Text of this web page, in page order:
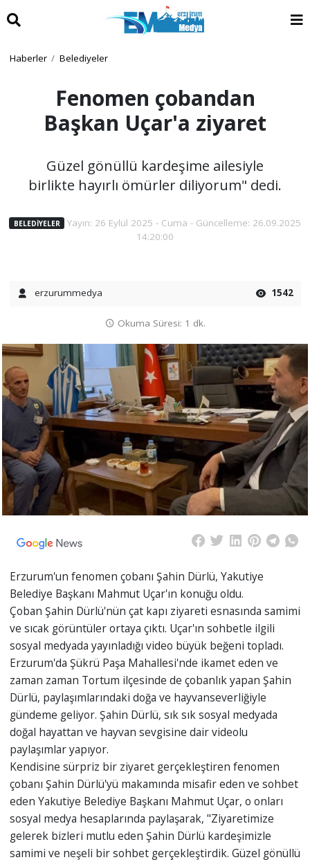
Haberler Belediyeler
Fenomen çobandan
Başkan Uçar'a ziyaret
Güzel gönüllü kardeşime ailesiyle
birlikte hayırlı ömürler diliyorum" dedi.
BELEDIYELER
Yayın: 26 Eylül 2025 - Cuma - Güncelleme: 26.09.2025
14:20:00
erzurummedya 1542
Okuma Süresi: 1 dk.
Erzurum'un fenomen çobanı Şahin Dürlü, Yakutiye
Belediye Başkanı Mahmut Uçar'ın konuğu oldu.
Çoban Şahin Dürlü'nün çat kapı ziyareti esnasında samimi
ve sıcak görüntüler ortaya çıktı. Uçar'ın sohbetle ilgili
sosyal medyada yayınladığı video büyük beğeni topladı.
Erzurum'da Şükrü Paşa Mahallesi'nde ikamet eden ve
zaman zaman Tortum ilçesinde de çobanlık yapan Şahin
Dürlü, paylaşımlarındaki doğa ve hayvanseverliğiyle
gündeme geliyor. Şahin Dürlü, sık sık sosyal medyada
doğal hayattan ve hayvan sevgisine dair videolu
paylaşımlar yapıyor.
Kendisine sürpriz bir ziyaret gerçekleştiren fenomen
çobanı Şahin Dürlü'yü makamında misafir eden ve sohbet
eden Yakutiye Belediye Başkanı Mahmut Uçar, o onları
sosyal medya hesaplarında paylaşarak, "Ziyaretimize
gelerek bizleri mutlu eden Şahin Dürlü kardeşimizle
samimi ve neşeli bir sohbet gerçekleştirdik. Güzel gönüllü